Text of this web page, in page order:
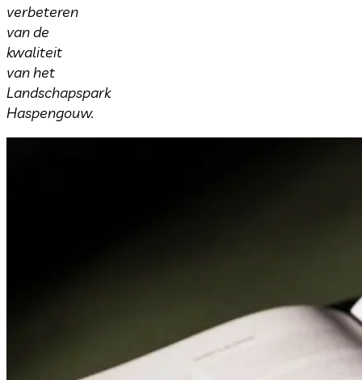
verbeteren
van de
kwaliteit
van het
Landschapspark
Haspengouw.